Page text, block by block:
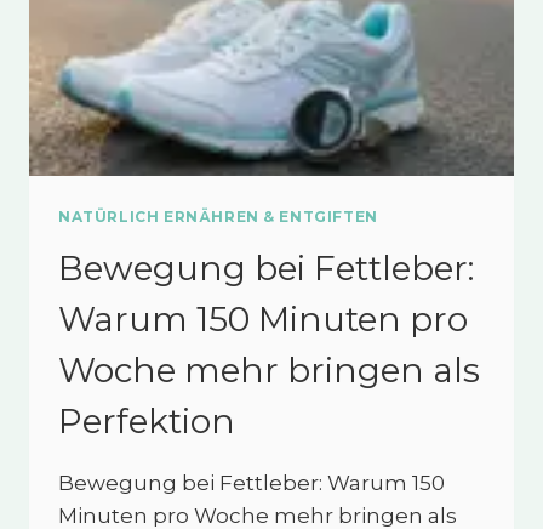
NATÜRLICH ERNÄHREN & ENTGIFTEN
Bewegung bei Fettleber:
Warum 150 Minuten pro
Woche mehr bringen als
Perfektion
Bewegung bei Fettleber: Warum 150
Minuten pro Woche mehr bringen als